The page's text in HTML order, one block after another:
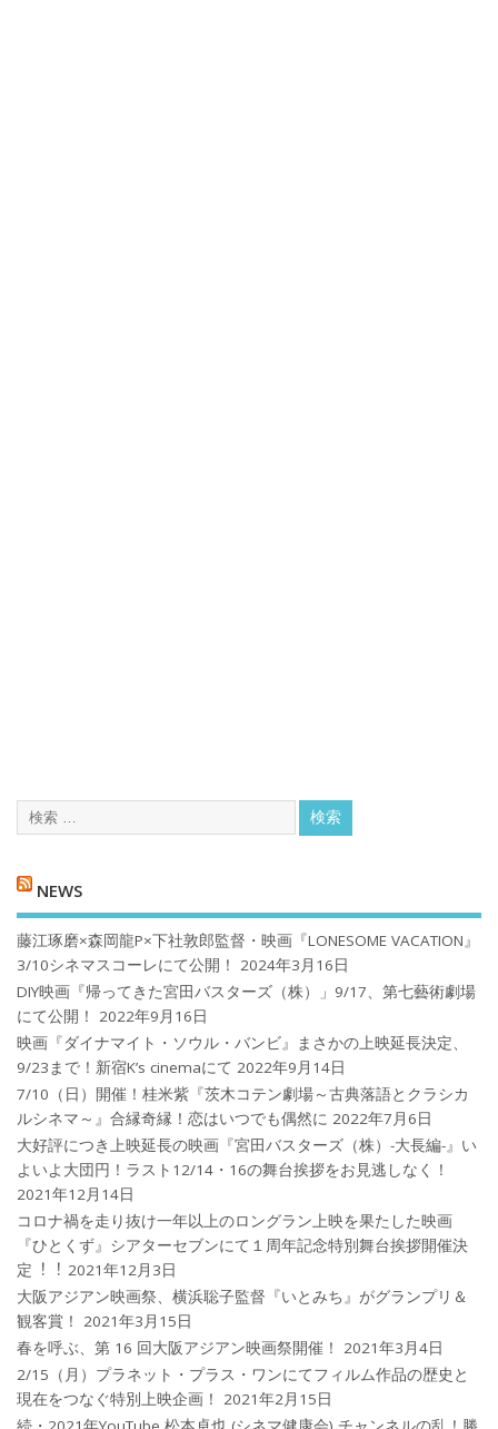
NEWS
藤江琢磨×森岡龍P×下社敦郎監督・映画『LONESOME VACATION』
3/10シネマスコーレにて公開！
2024年3月16日
DIY映画『帰ってきた宮田バスターズ（株）」9/17、第七藝術劇場
にて公開！
2022年9月16日
映画『ダイナマイト・ソウル・バンビ』まさかの上映延長決定、
9/23まで！新宿K’s cinemaにて 2022年9月14日
7/10（日）開催！桂米紫『茨木コテン劇場～古典落語とクラシカ
ルシネマ～』合縁奇縁！恋はいつでも偶然に 2022年7月6日
大好評につき上映延長の映画『宮田バスターズ（株）-大長編-』い
よいよ大団円！ラスト12/14・16の舞台挨拶をお見逃しなく！
2021年12月14日
コロナ禍を⾛り抜け⼀年以上のロングラン上映を果たした映画
『ひとくず』シアターセブンにて１周年記念特別舞台挨拶開催決
定︕︕ 2021年12月3日
大阪アジアン映画祭、横浜聡子監督『いとみち』がグランプリ＆
観客賞！
2021年3月15日
春を呼ぶ、第 16 回大阪アジアン映画祭開催！
2021年3月4日
2/15（月）プラネット・プラス・ワンにてフィルム作品の歴史と
現在をつなぐ特別上映企画！
2021年2月15日